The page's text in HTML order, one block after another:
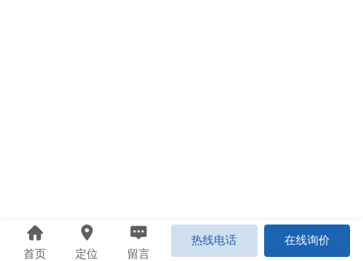
首页 定位 留言
热线电话 在线询价